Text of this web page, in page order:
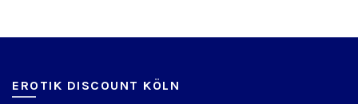
EROTIK DISCOUNT KÖLN